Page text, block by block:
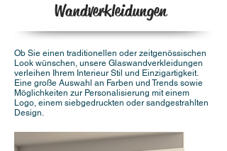
Wandverkleidungen
Ob Sie einen traditionellen oder zeitgenössischen
Look wünschen, unsere Glaswandverkleidungen
verleihen Ihrem Interieur Stil und Einzigartigkeit.
Eine große Auswahl an Farben und Trends sowie
Möglichkeiten zur Personalisierung mit einem
Logo, einem siebgedruckten oder sandgestrahlten
Design.